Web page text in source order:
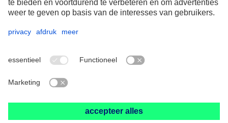
info-benelux@pferd.com
Bescherming van de gegevens
Algemene verkoop- en leveringsvoorwaarden